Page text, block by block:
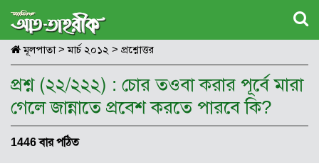
মূলপাতা> মার্চ ২০১২ > প্রশ্নোত্তর
প্রশ্ন (২২/২২২) : চোর তওবা করার পূর্বে মারা
গেলে জান্নাতে প্রবেশ করতে পারবে কি?
1446 বার পঠিত